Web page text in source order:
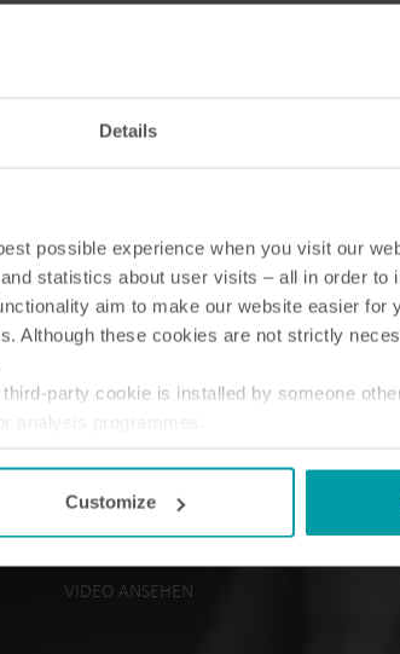
Details
possible experience when you visit our
statistics about user visits – all in order to
aim to make our website easier for
Although these cookies are not strictly
party cookie is installed by someone
analysis programmes.
from the Cookie Declarationhere.
Customize
VIDEO ANSEHEN